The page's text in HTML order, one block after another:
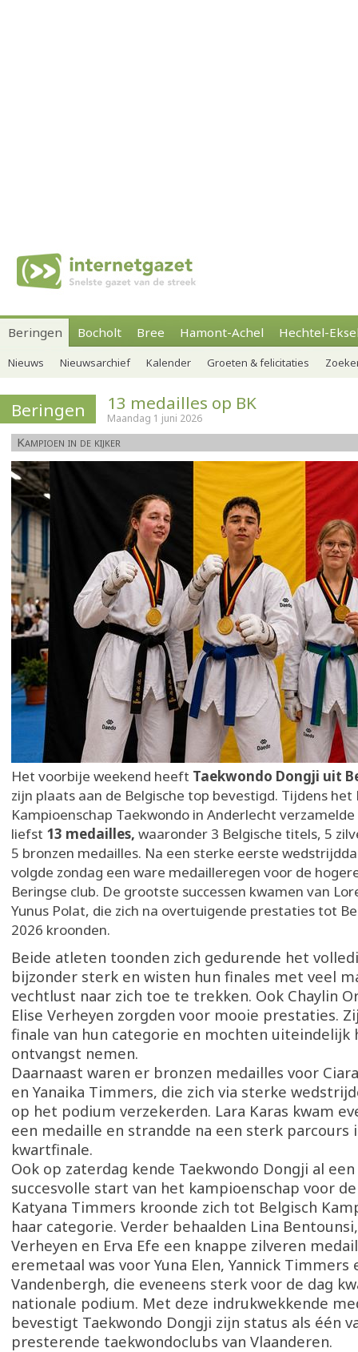
Beringen Bocholt Bree Hamont-Achel Hechtel-
Nieuws Nieuwsarchief Kalender Groeten & felicitaties
Beringen 13 medailles op BK
Maandag 1 juni 2026
Kampioen in de kijker
Het voorbije weekend heeft Taekwondo Dongji uit
zijn plaats aan de Belgische top bevestigd. Tijdens het
Kampioenschap Taekwondo in Anderlecht
liefst 13 medailles, waaronder 3 Belgische titels, 5
5 bronzen medailles. Na een sterke eerste
volgde zondag een ware medailleregen voor de
Beringse club. De grootste successen kwamen van
Yunus Polat, die zich na overtuigende prestaties tot
2026 kroonden.
Beide atleten toonden zich gedurende het
bijzonder sterk en wisten hun finales met veel
vechtlust naar zich toe te trekken. Ook Chaylin
Elise Verheyen zorgden voor mooie prestaties.
finale van hun categorie en mochten uiteindelijk
ontvangst nemen.
Daarnaast waren er bronzen medailles voor
en Yanaika Timmers, die zich via sterke
op het podium verzekerden. Lara Karas kwam
een medaille en strandde na een sterk parcours
kwartfinale.
Ook op zaterdag kende Taekwondo Dongji al
succesvolle start van het kampioenschap voor
Katyana Timmers kroonde zich tot Belgisch
haar categorie. Verder behaalden Lina
Verheyen en Erva Efe een knappe zilveren
eremetaal was voor Yuna Elen, Yannick Timmers
Vandenbergh, die eveneens sterk voor de dag
nationale podium. Met deze indrukwekkende
bevestigt Taekwondo Dongji zijn status als één
presterende taekwondoclubs van Vlaanderen.